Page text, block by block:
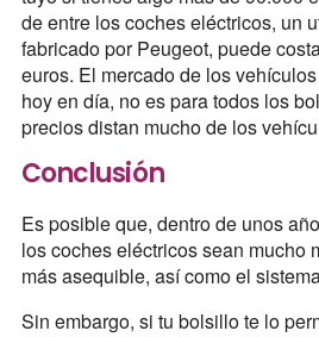
de entre los coches eléctricos, un
fabricado por Peugeot, puede
euros. El mercado de los
hoy en día, no es para todos los
precios distan mucho de los
Conclusión
Es posible que, dentro de unos
los coches eléctricos sean mucho
más asequible, así como el
Sin embargo, si tu bolsillo te lo